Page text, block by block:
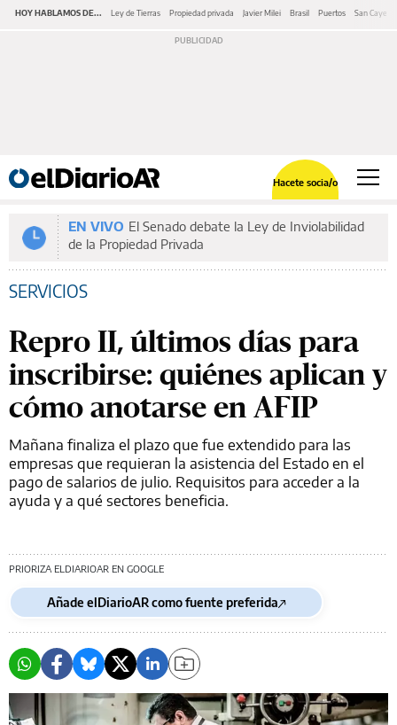
HOY HABLAMOS DE... Ley de Tierras Propiedad privada Javier Milei Brasil Puertos San
Hacete socia/o
EN VIVO El Senado debate la Ley de Inviolabilidad
de la Propiedad Privada
SERVICIOS
Repro II, últimos días para
inscribirse: quiénes aplican y
cómo anotarse en AFIP
Mañana finaliza el plazo que fue extendido para las
empresas que requieran la asistencia del Estado en el
pago de salarios de julio. Requisitos para acceder a la
ayuda y a qué sectores beneficia.
PRIORIZA ELDIARIOAR EN GOOGLE
Añade elDiarioAR como fuente preferida